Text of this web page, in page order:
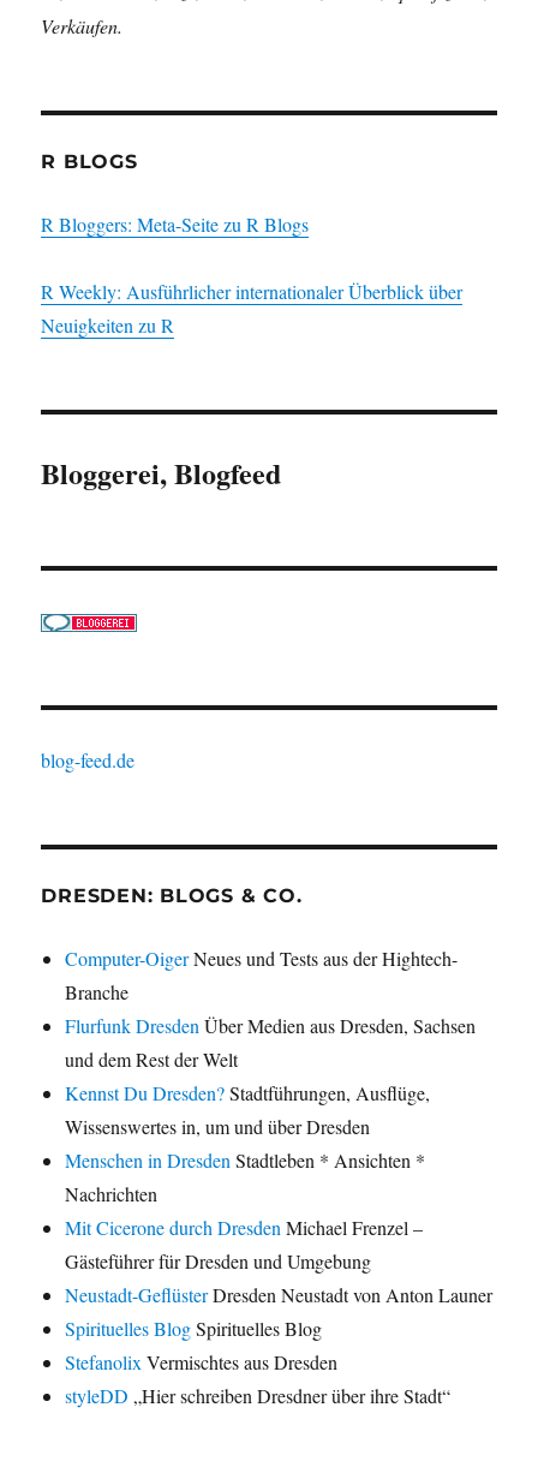
Verkäufen.
R BLOGS
R Bloggers: Meta-Seite zu R Blogs
R Weekly: Ausführlicher internationaler Überblick über
Neuigkeiten zu R
Bloggerei, Blogfeed
blog-feed.de
DRESDEN: BLOGS & CO.
Computer-OigerNeues und Tests aus der Hightech-
Branche
Flurfunk Dresden Über Medien aus Dresden, Sachsen
und dem Rest der Welt
Kennst Du Dresden?Stadtführungen, Ausflüge,
Wissenswertes in, um und über Dresden
Menschen in Dresden Stadtleben * Ansichten *
Nachrichten
Mit Cicerone durch Dresden Michael Frenzel –
Gästeführer für Dresden und Umgebung
Neustadt-GeflüsterDresden Neustadt von Anton Launer
Spirituelles BlogSpirituelles Blog
Stefanolix Vermischtes aus Dresden
styleDD „Hier schreiben Dresdner über ihre Stadt“